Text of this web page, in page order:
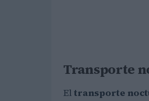
Transporte
El transporte